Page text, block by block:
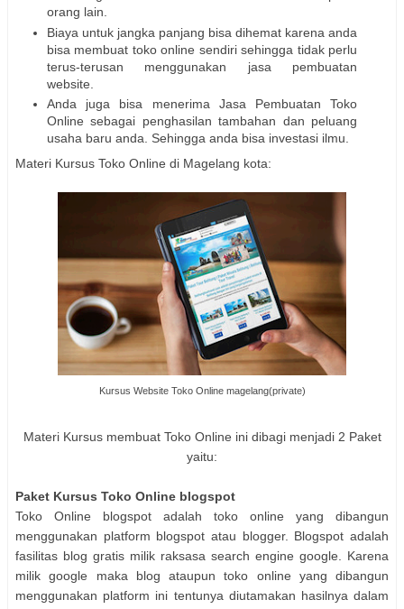
orang lain.
Biaya untuk jangka panjang bisa dihemat karena anda
bisa membuat toko online sendiri sehingga tidak perlu
terus-terusan menggunakan jasa pembuatan
website.
Anda juga bisa menerima Jasa Pembuatan Toko
Online sebagai penghasilan tambahan dan peluang
usaha baru anda. Sehingga anda bisa investasi ilmu.
Materi Kursus Toko Online di Magelang kota:
Kursus Website Toko Online magelang(private)
Materi Kursus membuat Toko Online ini dibagi menjadi 2 Paket
yaitu:
Paket Kursus Toko Online blogspot
Toko Online blogspot adalah toko online yang dibangun
menggunakan platform blogspot atau blogger. Blogspot adalah
fasilitas blog gratis milik raksasa search engine google. Karena
milik google maka blog ataupun toko online yang dibangun
menggunakan platform ini tentunya diutamakan hasilnya dalam